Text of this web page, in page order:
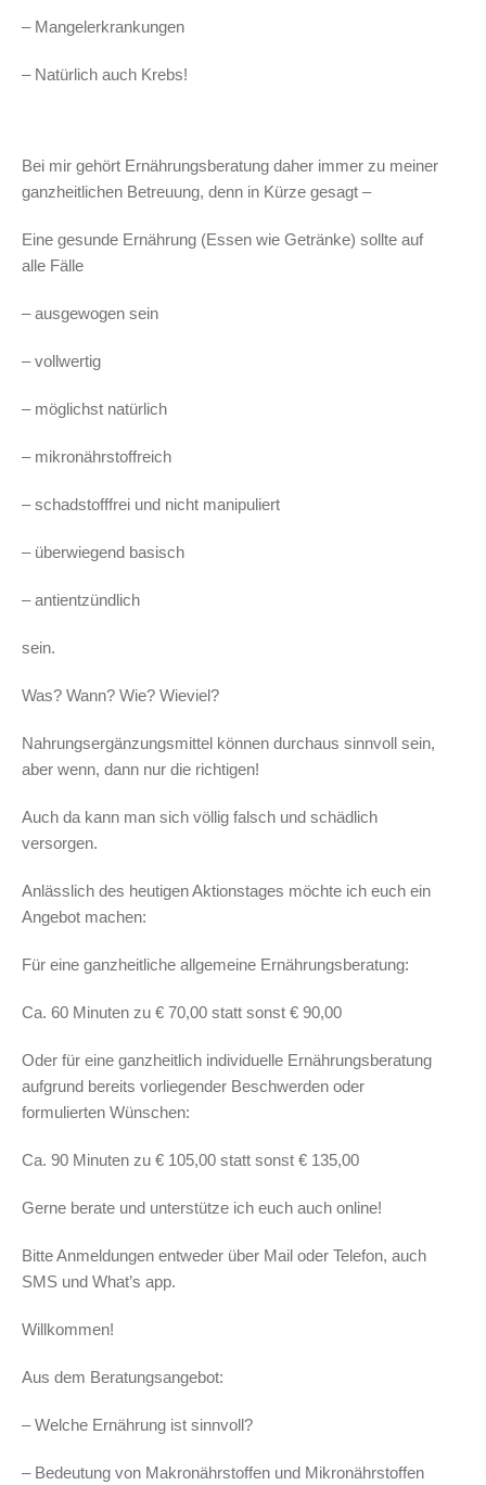
– Mangelerkrankungen
– Natürlich auch Krebs!
Bei mir gehört Ernährungsberatung daher immer zu meiner
ganzheitlichen Betreuung, denn in Kürze gesagt –
Eine gesunde Ernährung (Essen wie Getränke) sollte auf
alle Fälle
– ausgewogen sein
– vollwertig
– möglichst natürlich
– mikronährstoffreich
– schadstofffrei und nicht manipuliert
– überwiegend basisch
– antientzündlich
sein.
Was? Wann? Wie? Wieviel?
Nahrungsergänzungsmittel können durchaus sinnvoll sein,
aber wenn, dann nur die richtigen!
Auch da kann man sich völlig falsch und schädlich
versorgen.
Anlässlich des heutigen Aktionstages möchte ich euch ein
Angebot machen:
Für eine ganzheitliche allgemeine Ernährungsberatung:
Ca. 60 Minuten zu € 70,00 statt sonst € 90,00
Oder für eine ganzheitlich individuelle Ernährungsberatung
aufgrund bereits vorliegender Beschwerden oder
formulierten Wünschen:
Ca. 90 Minuten zu € 105,00 statt sonst € 135,00
Gerne berate und unterstütze ich euch auch online!
Bitte Anmeldungen entweder über Mail oder Telefon, auch
SMS und What’s app.
Willkommen!
Aus dem Beratungsangebot:
– Welche Ernährung ist sinnvoll?
– Bedeutung von Makronährstoffen und Mikronährstoffen